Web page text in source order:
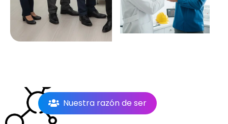
Nuestra razón de ser